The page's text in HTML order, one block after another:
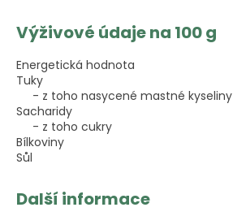
Výživové údaje na 100 g
Energetická hodnota
Tuky
- z toho nasycené mastné kyseliny
Sacharidy
- z toho cukry
Bílkoviny
Sůl
Další informace